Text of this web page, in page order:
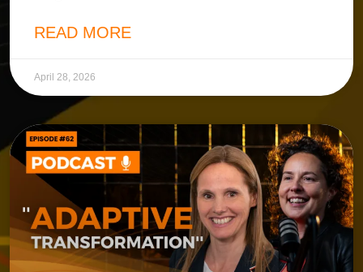
READ MORE
April 28, 2026